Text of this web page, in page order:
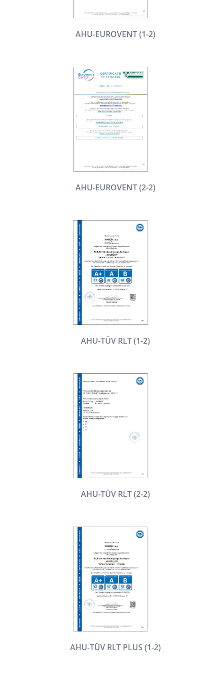
AHU-EUROVENT (1-2)
AHU-EUROVENT (2-2)
AHU-TÜV RLT (1-2)
AHU-TÜV RLT (2-2)
AHU-TÜV RLT PLUS (1-2)